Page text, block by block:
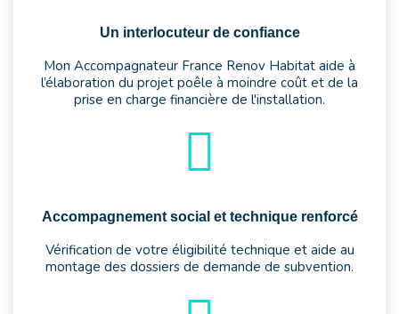
Un interlocuteur de confiance
Mon Accompagnateur France Renov Habitat aide à
l’élaboration du projet poêle à moindre coût et de la
prise en charge financière de l'installation.
Accompagnement social et technique renforcé
Vérification de votre éligibilité technique et aide au
montage des dossiers de demande de subvention.